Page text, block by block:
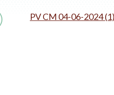
PV CM 04-06-2024 (1)